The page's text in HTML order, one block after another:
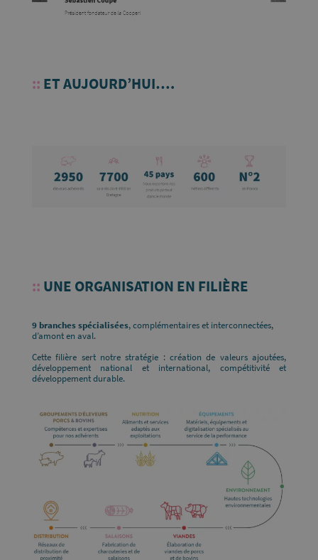
:: ET AUJOURD’HUI….
:: UNE ORGANISATION EN FILIÈRE
9 branches spécialisées, complémentaires et interconnectées,
d’amont en aval.
Cette filière sert notre stratégie : création de valeurs ajoutées,
développement national et international, compétitivité et
développement durable.